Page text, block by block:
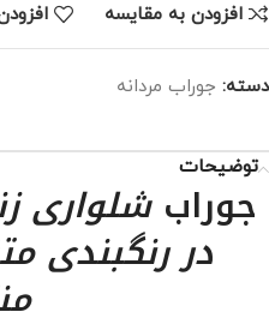
افزودن به مقایسه
دسته: جوراب مردانه
توضیحات
جوراب شلواری
در رنگبندی